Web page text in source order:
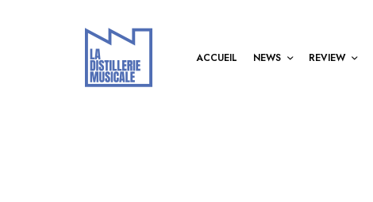
ACCUEIL NEWS REVIEW